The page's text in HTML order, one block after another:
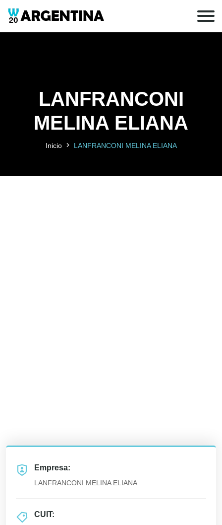
LANFRANCONI
MELINA ELIANA
Inicio LANFRANCONI MELINA ELIANA
Empresa:
LANFRANCONI MELINA ELIANA
CUIT: